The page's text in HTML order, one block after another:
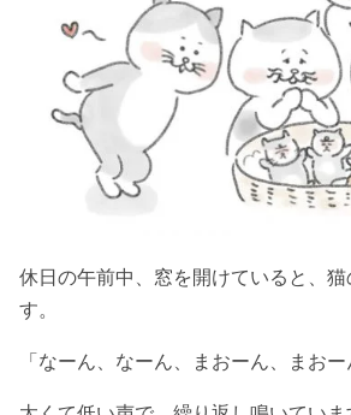
休日の午前中、窓を開けていると、猫
す。
「なーん、なーん、まおーん、まお